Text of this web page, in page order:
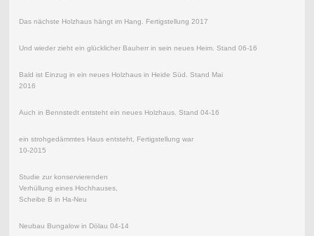
Das nächste Holzhaus hängt im Hang. Fertigstellung 2017
Und wieder zieht ein glücklicher Bauherr in sein neues Heim. Stand 06-16
Bald ist Einzug in ein neues Holzhaus in Heide Süd. Stand Mai
2016
Auch in Bennstedt entsteht ein neues Holzhaus. Stand 04-16
ein strohgedämmtes Haus entsteht, Fertigstellung war
10-2015
Studie zur konservierenden
Verhüllung eines Hochhauses,
Scheibe B in Ha-Neu
Neubau Bungalow in Dölau 04-14